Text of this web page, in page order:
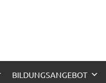
BILDUNGSANGEBOT